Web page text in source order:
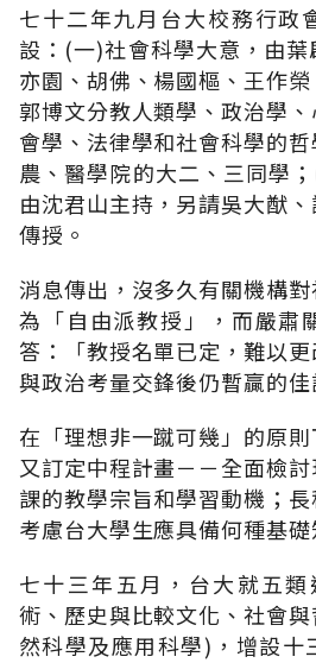
七十二年九月台大校務行政
設：(一)社會科學大意，由
亦園、胡佛、楊國樞、王作
郭博文分教人類學、政治學
會學、法律學和社會科學的
農、醫學院的大二、三同學
由沈君山主持，另請吳大猷
傳授。
消息傳出，沒多久有關機構
為「自由派教授」，而嚴肅
答：「教授名單已定，難以
與政治考量交鋒後仍暫贏的佳
在「理想非一蹴可幾」的原
又訂定中程計畫－－全面檢
課的教學宗旨和學習動機；
考慮台大學生應具備何種基礎
七十三年五月，台大就五
術、歷史與比較文化、社會
然科學及應用科學)，增設十